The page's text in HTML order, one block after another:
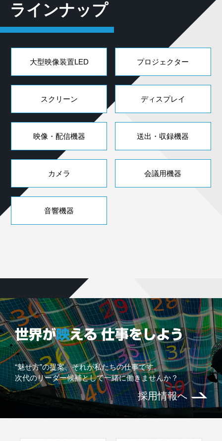
ラインナップ
大型映像装置LED プロジェクター
スクリーン ディスプレイ
映像・配信機器 送出・収録機器
カメラ 会議用機器
音響機器
“魅せ方”の提案、それが私たちの仕事です。
次代のリーダー候補として一緒に働きませんか？
採用情報へ